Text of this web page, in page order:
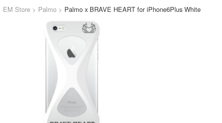
EM Store > Palmo > Palmo x BRAVE HEART for iPhone6Plus White